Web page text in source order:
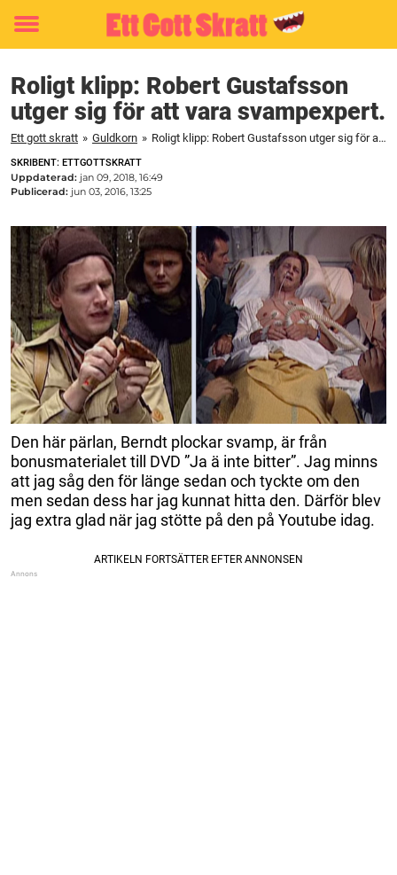
Toggle
Roligt klipp: Robert Gustafsson
utger sig för att vara svampexpert.
Ett gott skratt » Guldkorn » Roligt klipp: Robert Gustafsson utger sig för att vara svampexpert.
SKRIBENT: ETTGOTTSKRATT
Uppdaterad: jan 09, 2018, 16:49
Publicerad: jun 03, 2016, 13:25
Den här pärlan, Berndt plockar svamp, är från
bonusmaterialet till DVD ”Ja ä inte bitter”. Jag minns
att jag såg den för länge sedan och tyckte om den
men sedan dess har jag kunnat hitta den. Därför blev
jag extra glad när jag stötte på den på Youtube idag.